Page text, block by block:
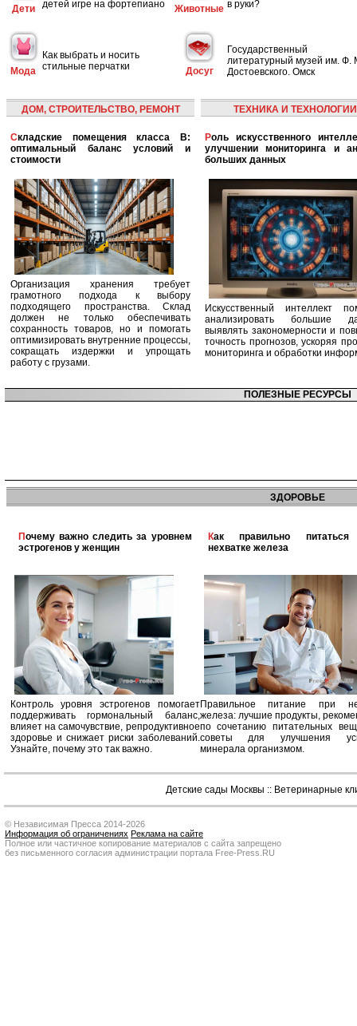
Дети детей игре на фортепиано Животные в руки?
Мода
Как выбрать и носить
стильные перчатки
Досуг
Государственный
литературный музей им. Ф.
Достоевского. Омск
ДОМ, СТРОИТЕЛЬСТВО, РЕМОНТ
Складские помещения класса B:
оптимальный баланс условий и
стоимости
Организация хранения требует
грамотного подхода к выбору
подходящего пространства. Склад
должен не только обеспечивать
сохранность товаров, но и помогать
оптимизировать внутренние процессы,
сокращать издержки и упрощать
работу с грузами.
ТЕХНИКА И ТЕХНОЛОГИИ
Роль искусственного интеллекта в
улучшении мониторинга и
больших данных
Искусственный интеллект
анализировать большие
выявлять закономерности и
точность прогнозов, ускоряя
мониторинга и обработки
ПОЛЕЗНЫЕ РЕСУРСЫ
ЗДОРОВЬЕ
Почему важно следить за уровнем
эстрогенов у женщин
Контроль уровня эстрогенов помогает
поддерживать гормональный баланс,
влияет на самочувствие, репродуктивное
здоровье и снижает риски заболеваний.
Узнайте, почему это так важно.
Как правильно питаться при
нехватке железа
Правильное питание при
железа: лучшие продукты,
по сочетанию питательных
советы для улучшения
минерала организмом.
Детские сады Москвы :: Ветеринарные
© Независимая Пресса 2014-2026
Информация об ограничениях Реклама на сайте
Полное или частичное копирование материалов с сайта запрещено
без письменного согласия администрации портала Free-Press.RU